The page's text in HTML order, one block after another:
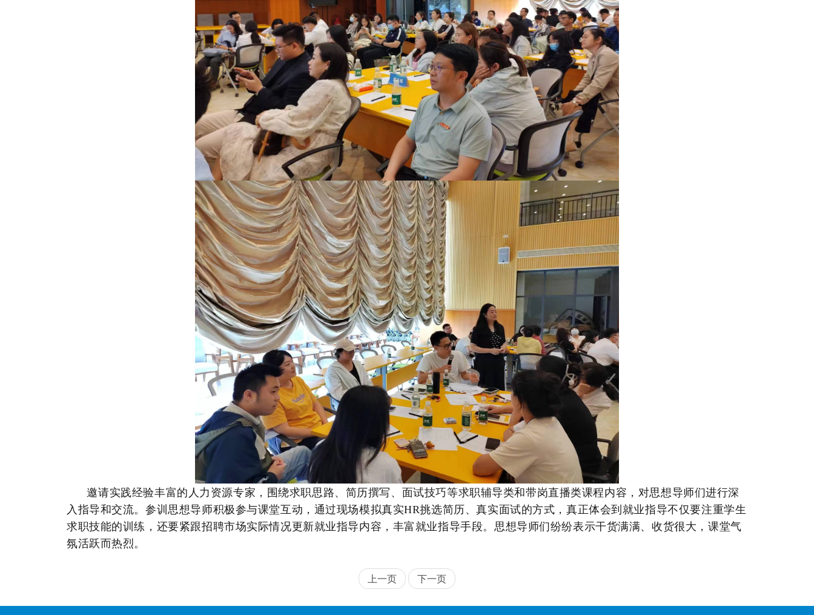
邀请实践经验丰富的人力资源专家，围绕求职思路、简历撰写、面试技巧等求职辅导类和带岗直播类课程内容，对思想导师们进行深
入指导和交流。参训思想导师积极参与课堂互动，通过现场模拟真实HR挑选简历、真实面试的方式，真正体会到就业指导不仅要注重学生
求职技能的训练，还要紧跟招聘市场实际情况更新就业指导内容，丰富就业指导手段。思想导师们纷纷表示干货满满、收货很大，课堂气
氛活跃而热烈。
上一页 下一页